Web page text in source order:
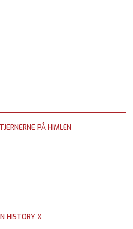
PÅ HIMLEN
HISTORY X